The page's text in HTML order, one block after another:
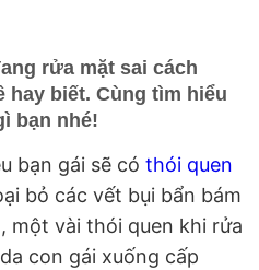
rửa mặt sai cách
hay biết. Cùng tìm hiểu
bạn nhé!
bạn gái sẽ có thói quen
bỏ các vết bụi bẩn bám
một vài thói quen khi rửa
con gái xuống cấp